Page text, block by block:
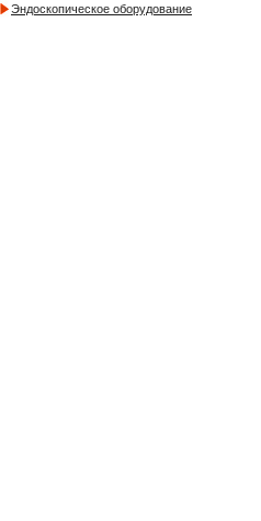
Эндоскопическое оборудование